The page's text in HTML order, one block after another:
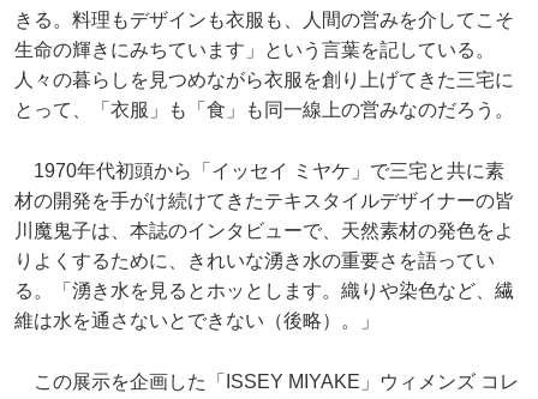
きる。料理もデザインも衣服も、人間の営みを介してこそ
生命の輝きにみちています」という言葉を記している。
人々の暮らしを見つめながら衣服を創り上げてきた三宅に
とって、「衣服」も「食」も同一線上の営みなのだろう。
1970年代初頭から「イッセイ ミヤケ」で三宅と共に素
材の開発を手がけ続けてきたテキスタイルデザイナーの皆
川魔鬼子は、本誌のインタビューで、天然素材の発色をよ
りよくするために、きれいな湧き水の重要さを語ってい
る。「湧き水を見るとホッとします。織りや染色など、繊
維は水を通さないとできない（後略）。」
この展示を企画した「ISSEY MIYAKE」ウィメンズ コレ